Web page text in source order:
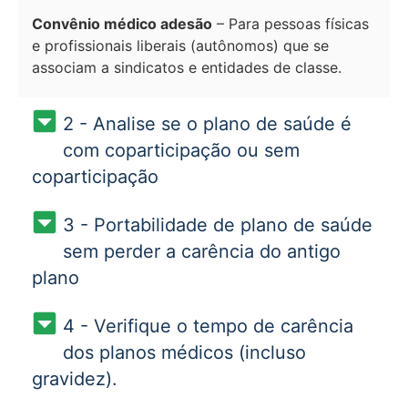
Convênio médico adesão – Para pessoas físicas
e profissionais liberais (autônomos) que se
associam a sindicatos e entidades de classe.
2 - Analise se o plano de saúde é
com coparticipação ou sem
coparticipação
3 - Portabilidade de plano de saúde
sem perder a carência do antigo
plano
4 - Verifique o tempo de carência
dos planos médicos (incluso
gravidez).